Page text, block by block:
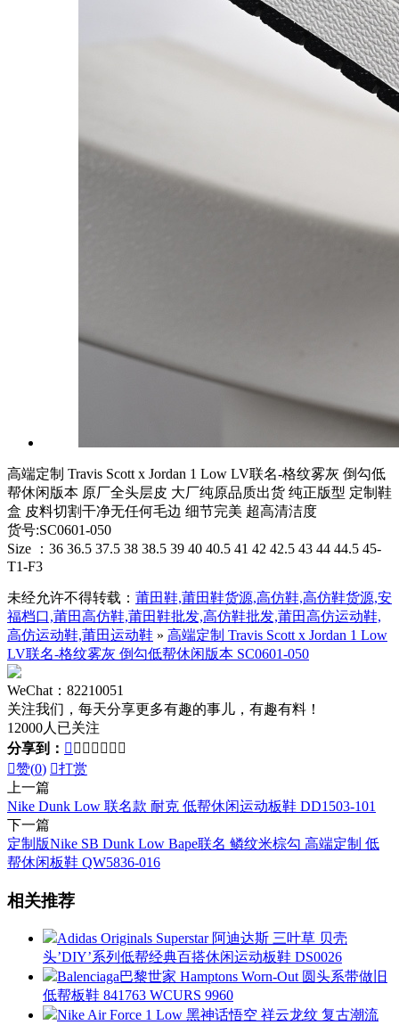
高端定制 Travis Scott x Jordan 1 Low LV联名-格纹雾灰 倒勾低
帮休闲版本 原厂全头层皮 大厂纯原品质出货 纯正版型 定制鞋
盒 皮料切割干净无任何毛边 细节完美 超高清洁度
货号:SC0601-050
Size ：36 36.5 37.5 38 38.5 39 40 40.5 41 42 42.5 43 44 44.5 45-
T1-F3
未经允许不得转载： 莆田鞋,莆田鞋货源,高仿鞋,高仿鞋货源,安
福档口,莆田高仿鞋,莆田鞋批发,高仿鞋批发,莆田高仿运动鞋,
高仿运动鞋,莆田运动鞋 » 高端定制 Travis Scott x Jordan 1 Low
LV联名-格纹雾灰 倒勾低帮休闲版本 SC0601-050
WeChat：82210051
关注我们，每天分享更多有趣的事儿，有趣有料！
12000人已关注
分享到：       
赞(0) 打赏
上一篇
Nike Dunk Low 联名款 耐克 低帮休闲运动板鞋 DD1503-101
下一篇
定制版Nike SB Dunk Low Bape联名 鳞纹米棕勾 高端定制 低
帮休闲板鞋 QW5836-016
相关推荐
Adidas Originals Superstar 阿迪达斯 三叶草 贝壳
头’DIY’系列低帮经典百搭休闲运动板鞋 DS0026
Balenciaga巴黎世家 Hamptons Worn-Out 圆头系带做旧
低帮板鞋 841763 WCURS 9960
Nike Air Force 1 Low 黑神话悟空 祥云龙纹 复古潮流